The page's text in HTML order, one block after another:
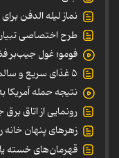
نماز لیله الدفن
طرح اختصاصی
فومو؛ غول جیب‌بر
۵ غذای سریع و سالم برای طبیعت‌گردی
نتیجه حمله آمریکا
رونمایی از اتاق
زهرهای پنهان خانه
قهرمان‌های خسته